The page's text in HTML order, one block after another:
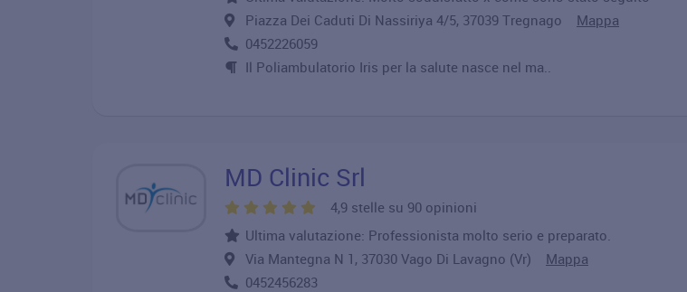
Piazza Dei Caduti Di Nassiriya 4/5, 37039 Tregnago Mappa
0452226059
Il Poliambulatorio Iris per la salute nasce nel ma..
MD Clinic Srl
4,9 stelle su 90 opinioni
Ultima valutazione: Professionista molto serio e preparato.
Via Mantegna N 1, 37030 Vago Di Lavagno (Vr) Mappa
0452456283